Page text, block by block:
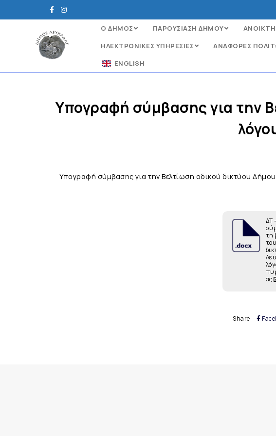
Ο ΔΗΜΟΣ ΠΑΡΟΥΣΙΑΣΗ ΔΗΜΟΥ
ΗΛΕΚΤΡΟΝΙΚΈΣ ΥΠΗΡΕΣΊΕΣ
ΑΝΑΦΟΡΈΣ
ENGLISH
Υπογραφή σύμβασης για την
Υπογραφή σύμβασης για την Βελτίωση οδικού δικτύου
ΔΤ
τη
ας
Share: